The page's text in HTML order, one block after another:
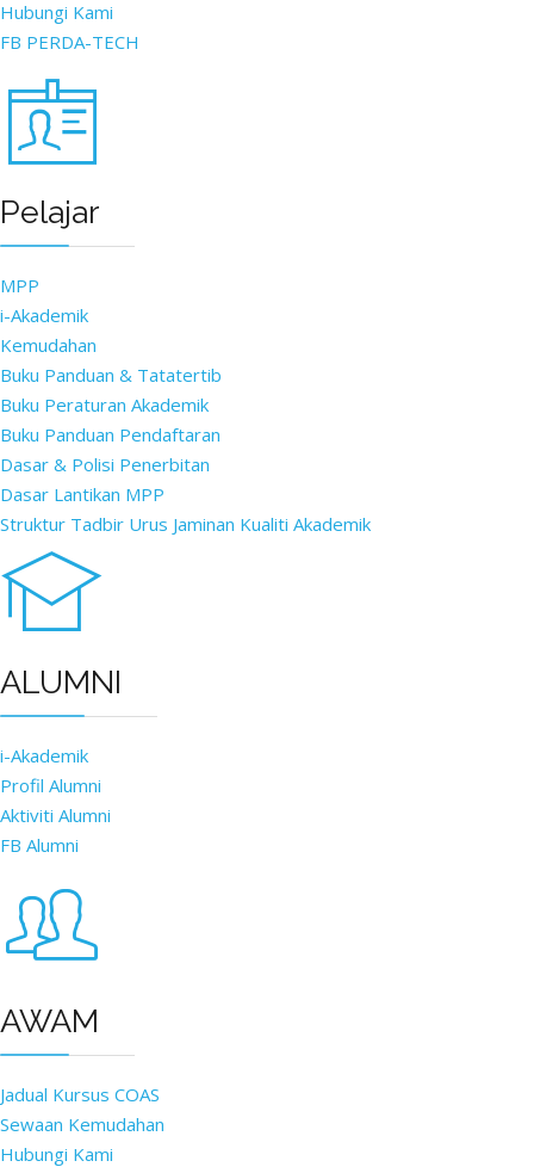
Hubungi Kami
FB PERDA-TECH
Pelajar
MPP
i-Akademik
Kemudahan
Buku Panduan & Tatatertib
Buku Peraturan Akademik
Buku Panduan Pendaftaran
Dasar & Polisi Penerbitan
Dasar Lantikan MPP
Struktur Tadbir Urus Jaminan Kualiti Akademik
ALUMNI
i-Akademik
Profil Alumni
Aktiviti Alumni
FB Alumni
AWAM
Jadual Kursus COAS
Sewaan Kemudahan
Hubungi Kami